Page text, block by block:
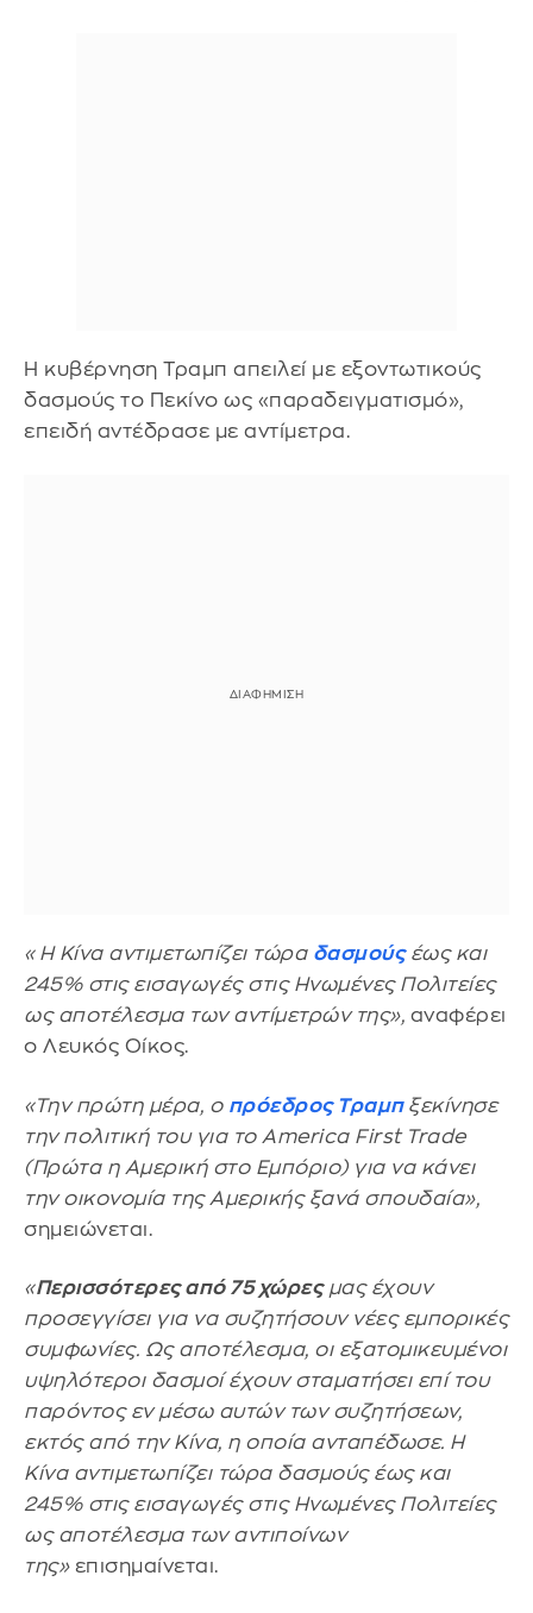
Η κυβέρνηση Τραμπ απειλεί με εξοντωτικούς
δασμούς το Πεκίνο ως «παραδειγματισμό»,
επειδή αντέδρασε με αντίμετρα.
«Η Κίνα αντιμετωπίζει τώρα δασμούςέως και
245% στις εισαγωγές στις Ηνωμένες Πολιτείες
ως αποτέλεσμα των αντίμετρών της», αναφέρει
ο Λευκός Οίκος.
«Την πρώτη μέρα, ο πρόεδρος Τραμπ ξεκίνησε
την πολιτική του για το America First Trade
(Πρώτα η Αμερική στο Εμπόριο) για να κάνει
την οικονομία της Αμερικής ξανά σπουδαία»,
σημειώνεται.
«Περισσότερες από 75 χώρεςμας έχουν
προσεγγίσει για να συζητήσουν νέες εμπορικές
συμφωνίες. Ως αποτέλεσμα, οι εξατομικευμένοι
υψηλότεροι δασμοί έχουν σταματήσει επί του
παρόντος εν μέσω αυτών των συζητήσεων,
εκτός από την Κίνα, η οποία ανταπέδωσε. Η
Κίνα αντιμετωπίζει τώρα δασμούς έως και
245% στις εισαγωγές στις Ηνωμένες Πολιτείες
ως αποτέλεσμα των αντιποίνων
της» επισημαίνεται.